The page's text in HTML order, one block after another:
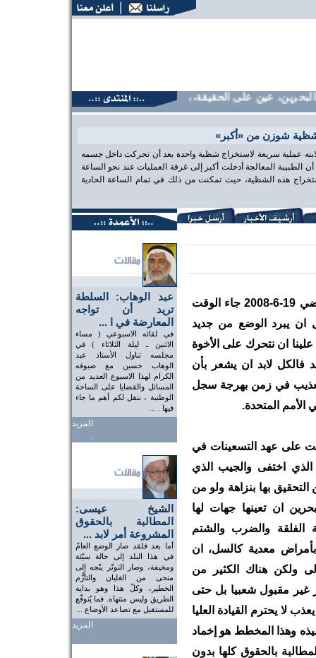
عين على الحقيقة،، منتديات البحرين، عين على
شوزن من «أكبر»
عملية سريعة لاستخراج شظية واحدة بعد أن تحركت داخل جسمه
المعالجة أدخلت أكبر إلى غرفة العمليات عند نحو الساعة
هذه الشظية، حيث تمكنت من ذلك في تمام الساعة الحادية
عبد الوهاب: السلطة
تريد أن تواجه
المعارضة في ا ...
في لقائه الاسبوعي ( مساء
الاثنين ـ ليلة الثلاثاء ) في
مجلسه تناول الأستاذ عبد
الوهاب حسين مع ضيوفه
الكرام لهذا الاسبوع العديد من
المسائل والقضايا على الساحة
الوطنية ، ننقل لكم أهم ما جاء
فيها . ...
المزيد
..
الشيخ عيسى:
المطالبة بالحقوق
المشروعة أمر لابد ...
أما بعد فلقد صار الوضع العامّ
في هذا البلد إلى حالة سيّئة
ومخيفة، وصار التوتّر يتّجه إلى
منحى من الغليان والتأزُّم
الخطير، وكلّ هذا وهو بداية
الطريق وليس منتهاه. فما يُتوقّع
للمستقبل مع تصاعد الأوضاع ...
المزيد
..
من بعد مسيرة يوم الخميس الماضي 19-6-2008 جاء الوقت
ان يبرد الوضع من جديد
ان نتحرك على الأخوة
فالكل لابد ان يشعر بأن
في زمن بهرجة سجل
المتحدة.
على عهد التسعينات في
اختفى والجيب الذي
بها بنزاهة ولو من
ان تعينها جهات لها
الفلقة والضرب والشتم
معدية كالسل، ان
ولكن هناك الكثير من
غير مقبول شعبيا بل حتى
لا يحترم القيادة العليا
وهذا المخطط هو إخماد
بالحقوق كلها بدون